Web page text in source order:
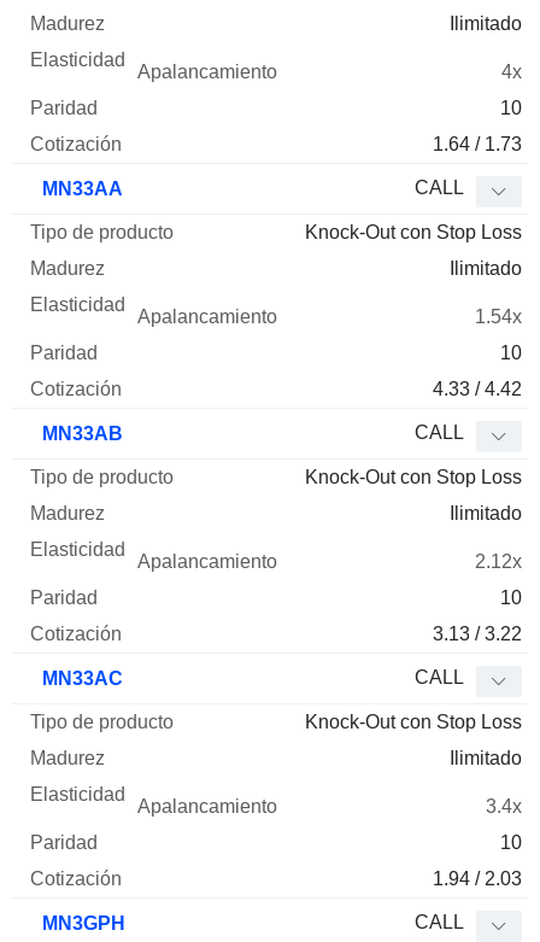
Ilimitado
4x
10
1.64 / 1.73
MN33AA CALL
Knock-Out con Stop Loss
Ilimitado
1.54x
10
4.33 / 4.42
MN33AB CALL
Knock-Out con Stop Loss
Ilimitado
2.12x
10
3.13 / 3.22
MN33AC CALL
Knock-Out con Stop Loss
Ilimitado
3.4x
10
1.94 / 2.03
MN3GPH CALL